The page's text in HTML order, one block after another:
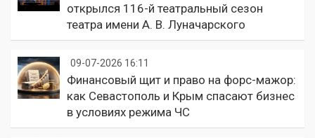
открылся 116-й театральный сезон
театра имени А. В. Луначарского
09-07-2026 16:11
Финансовый щит и право на форс-мажор:
как Севастополь и Крым спасают бизнес
в условиях режима ЧС